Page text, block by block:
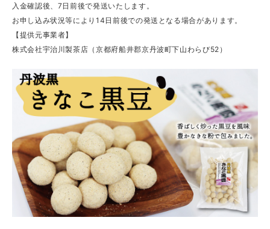
入金確認後、7日前後で発送いたします。
お申し込み状況等により14日前後での発送となる場合があります。
【提供元事業者】
株式会社宇治川製茶店（京都府船井郡京丹波町下山わらび52）